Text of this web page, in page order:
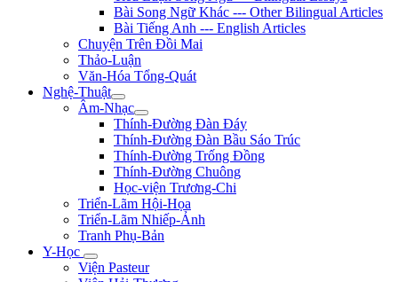
Bài Song Ngữ Khác --- Other Bilingual Articles
Bài Tiếng Anh --- English Articles
Chuyện Trên Đồi Mai
Thảo-Luận
Văn-Hóa Tổng-Quát
Nghệ-Thuật
Âm-Nhạc
Thính-Đường Đàn Đáy
Thính-Đường Đàn Bầu Sáo Trúc
Thính-Đường Trống Đồng
Thính-Đường Chuông
Học-viện Trương-Chi
Triển-Lãm Hội-Họa
Triển-Lãm Nhiếp-Ảnh
Tranh Phụ-Bản
Y-Học
Viện Pasteur